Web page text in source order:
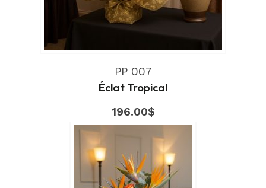
PP 007
Éclat Tropical
196.00$